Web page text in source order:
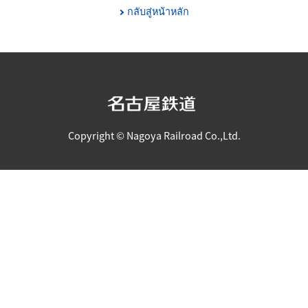
กลับสู่หน้าหลัก
Copyright © Nagoya Railroad Co.,Ltd.